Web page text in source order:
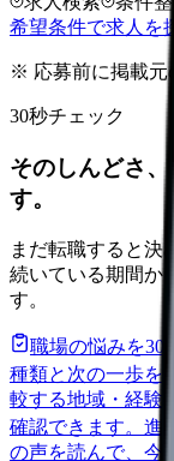
希望条件で求人を
※ 応募前に掲載元
30秒チェック
そのしんどさ
す。
まだ転職すると決
続いている期間か
す。
職場の悩みを30
種類と次の一歩を
較する地域・経験
確認できます。 進
の声を読んで、今